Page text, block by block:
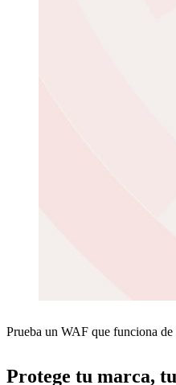
Prueba un WAF que funciona de
Protege tu marca,